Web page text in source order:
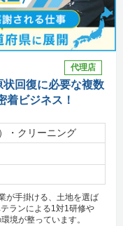
代理店
状回復に必要な複数
着ビジネス！
・クリーニング
が手掛ける、土地を選ば
ランによる1対1研修や
境が整っています。